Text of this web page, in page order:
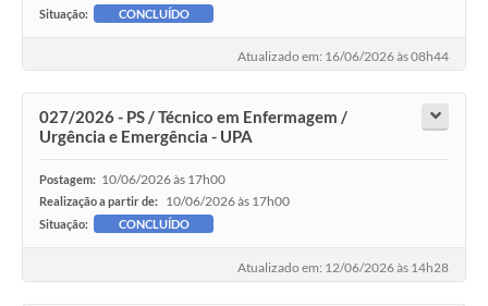
Situação: CONCLUÍDO
Atualizado em: 16/06/2026 às 08h44
027/2026 - PS / Técnico em Enfermagem /
Urgência e Emergência - UPA
Postagem: 10/06/2026 às 17h00
Realização a partir de: 10/06/2026 às 17h00
Situação: CONCLUÍDO
Atualizado em: 12/06/2026 às 14h28